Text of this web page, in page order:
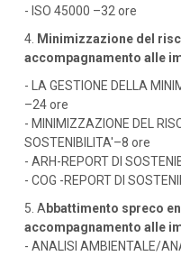
- ISO 45000 –32 ore
4. Minimizzazione del
accompagnamento alle
- LA GESTIONE DELLA
–24 ore
- MINIMIZZAZIONE DEL
SOSTENIBILITA'–8 ore
- ARH-REPORT DI
- COG -REPORT DI
5. Abbattimento spreco
accompagnamento alle
- ANALISI AMBIENTALE/